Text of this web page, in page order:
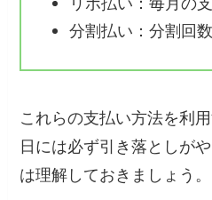
分割払い：分割回
これらの支払い方法を利
日には必ず引き落としが
は理解しておきましょう。